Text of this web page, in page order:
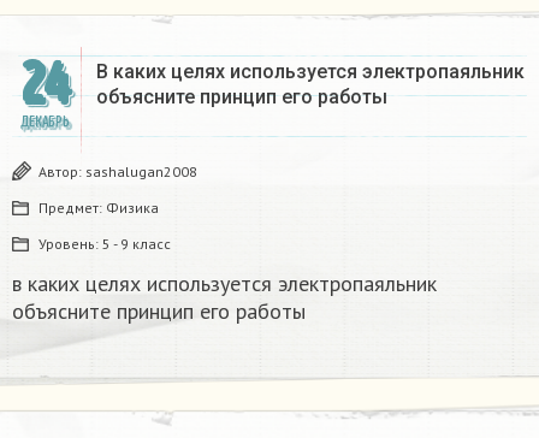
24
ДЕКАБРЬ
В каких целях используется электропаяльник
объясните принцип его работы​
Автор: sashalugan2008
Предмет: Физика
Уровень: 5 - 9 класс
в каких целях используется электропаяльник
объясните принцип его работы​